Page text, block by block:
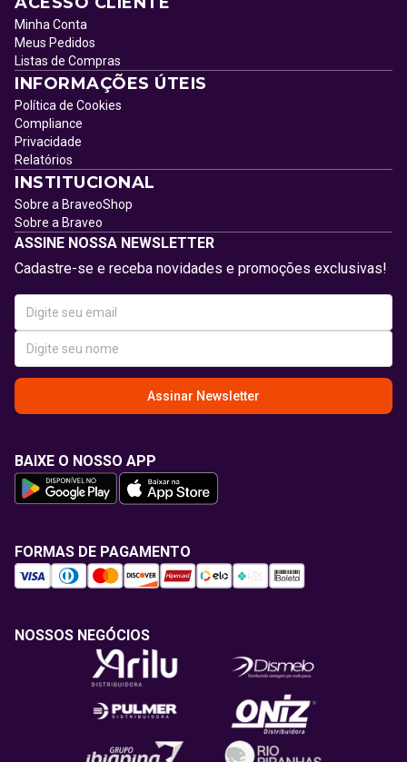
Minha Conta
Meus Pedidos
Listas de Compras
INFORMAÇÕES ÚTEIS
Política de Cookies
Compliance
Privacidade
Relatórios
INSTITUCIONAL
Sobre a BraveoShop
Sobre a Braveo
ASSINE NOSSA NEWSLETTER
Cadastre-se e receba novidades e promoções exclusivas!
Assinar Newsletter
BAIXE O NOSSO APP
FORMAS DE PAGAMENTO
NOSSOS NEGÓCIOS